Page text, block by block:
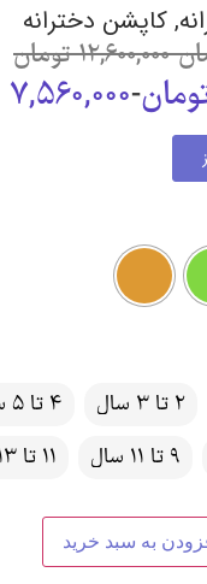
,کاپشن دخترانه
-
12,600,000 تومان
-
7,560,000
2 تا 3 سال 4 تا 5 سال
9 تا 11 سال
11 تا 13 سال
به سبد خرید